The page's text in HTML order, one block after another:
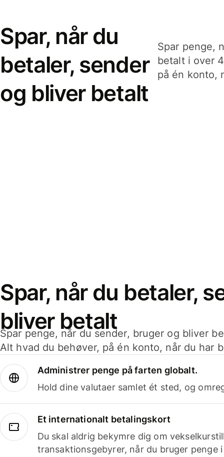
Spar, når du
betaler, sender
og bliver betalt
Spar penge,
betalt i over
på én konto,
Spar, når du betaler,
bliver betalt
Spar penge, når du sender, bruger og bliver
Alt hvad du behøver, på én konto, når du har
Administrer penge på farten globalt.
Hold dine valutaer samlet ét sted, og
Et internationalt betalingskort
Du skal aldrig bekymre dig om
transaktionsgebyrer, når du bruger penge